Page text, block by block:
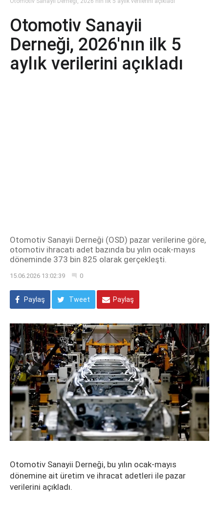
Otomotiv Sanayii
Derneği, 2026'nın ilk 5
aylık verilerini açıkladı
Otomotiv Sanayii Derneği (OSD) pazar verilerine göre,
otomotiv ihracatı adet bazında bu yılın ocak-mayıs
döneminde 373 bin 825 olarak gerçekleşti.
15.06.2026 13:02:39 0
Paylaş Tweet Paylaş
Otomotiv Sanayii Derneği, bu yılın ocak-mayıs
dönemine ait üretim ve ihracat adetleri ile pazar
verilerini açıkladı.